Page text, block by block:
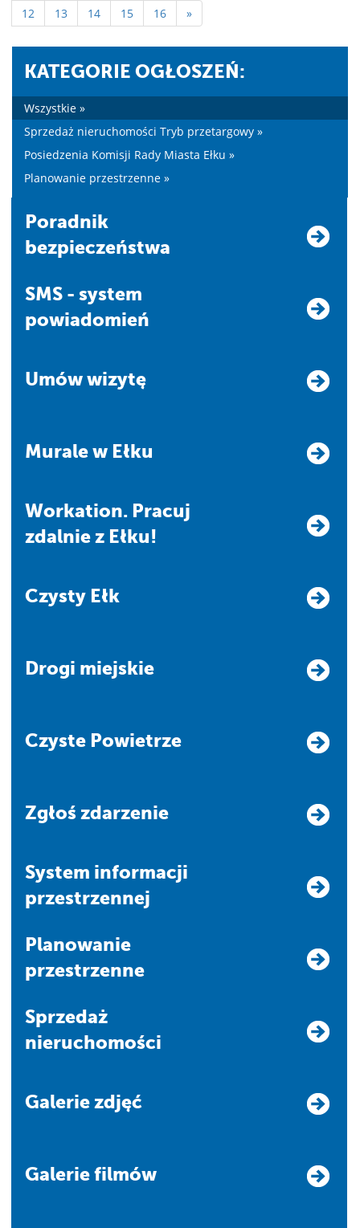
12 13 14 15 16 »
KATEGORIE OGŁOSZEŃ:
Wszystkie »
Sprzedaż nieruchomości Tryb przetargowy »
Posiedzenia Komisji Rady Miasta Ełku »
Planowanie przestrzenne »
Poradnik
bezpieczeństwa
SMS - system
powiadomień
Umów wizytę
Murale w Ełku
Workation. Pracuj
zdalnie z Ełku!
Czysty Ełk
Drogi miejskie
Czyste Powietrze
Zgłoś zdarzenie
system informacji
przestrzennej
Planowanie
przestrzenne
Sprzedaż
nieruchomości
Galerie zdjęć
Galerie filmów